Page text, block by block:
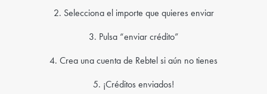
2. Selecciona el importe que quieres enviar
3. Pulsa “enviar crédito”
4. Crea una cuenta de Rebtel si aún no tienes
5. ¡Créditos enviados!